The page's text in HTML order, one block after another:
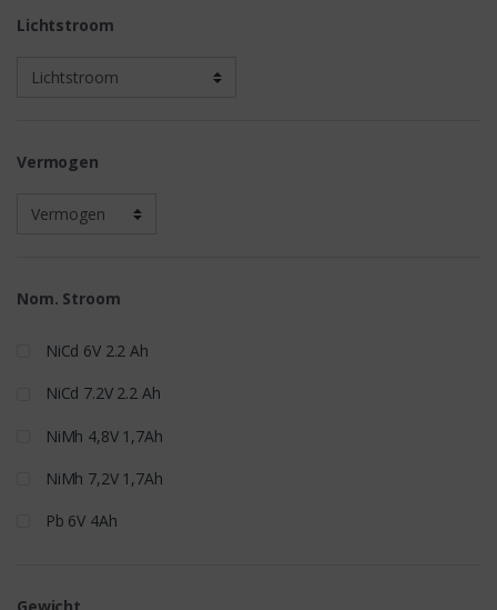
Lichtstroom
Vermogen
Nom. Stroom
NiCd 6V 2.2 Ah
NiCd 7.2V 2.2 Ah
NiMh 4,8V 1,7Ah
NiMh 7,2V 1,7Ah
Pb 6V 4Ah